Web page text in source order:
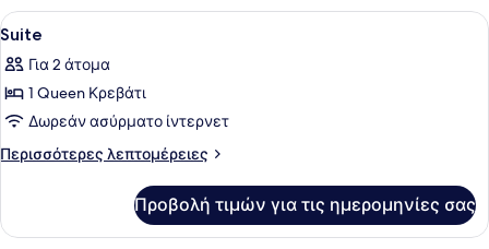
Δωμάτιο
(Twin)
Προβολή
όλων
των
φωτογραφιών
για
Suite
Μίνι μπαρ, χρηματοκιβώτιο στο
8
Suite
Για 2 άτομα
1 Queen Κρεβάτι
Δωρεάν ασύρματο ίντερνετ
Περισσότερες λεπτομέρειες
Περισσότερες
Προβολή τιμών για τις ημερομηνίες σας